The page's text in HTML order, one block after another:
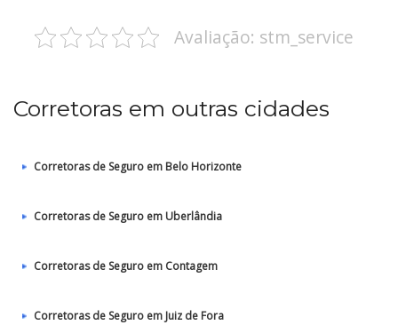
Avaliação: stm_service
Corretoras em outras cidades
Corretoras de Seguro em Belo Horizonte
Corretoras de Seguro em Uberlândia
Corretoras de Seguro em Contagem
Corretoras de Seguro em Juiz de Fora